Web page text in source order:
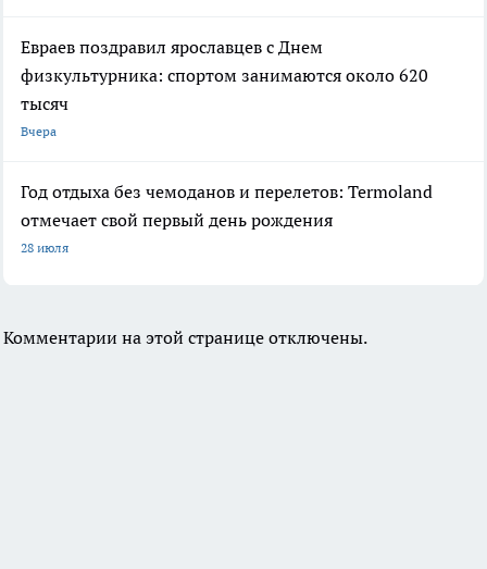
Евраев поздравил ярославцев с Днем
физкультурника: спортом занимаются около 620
тысяч
Вчера
Год отдыха без чемоданов и перелетов: Termoland
отмечает свой первый день рождения
28 июля
Комментарии на этой странице отключены.